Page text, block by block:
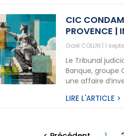
CIC
PROVENCE |
Gaël COLLIN 1
Le Tribunal
Banque, groupe
une affaire
LIRE L'ARTICLE >